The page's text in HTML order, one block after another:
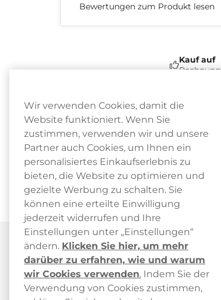
Bewertungen zum Produkt lesen
Kauf auf
Rechnung
Wir verwenden Cookies, damit die
Website funktioniert. Wenn Sie
zustimmen, verwenden wir und unsere
Partner auch Cookies, um Ihnen ein
personalisiertes Einkaufserlebnis zu
bieten, die Website zu optimieren und
gezielte Werbung zu schalten. Sie
können eine erteilte Einwilligung
jederzeit widerrufen und Ihre
Einstellungen unter „Einstellungen“
ändern. Klicken Sie hier, um mehr
darüber zu erfahren, wie und warum
wir Cookies verwenden. Indem Sie der
Verwendung von Cookies zustimmen,